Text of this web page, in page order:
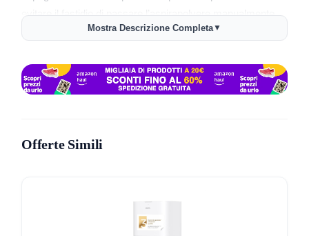
evitare il fastidio di passare l’aspirapolvere manualmente,
questo robot si occupa di aspirare polvere e sporco in
muoversi agilmente tra mobili e angoli, adattandosi a
diversi tipi di pavimenti come parquet, piastrelle e tappeti.
lasciando più tempo libero per altre attività.
soprattutto la comodità di poter programmare la pulizia
senza dover essere presenti. La silenziosità durante il
Mostra Descrizione Completa▼
Offerte Simili